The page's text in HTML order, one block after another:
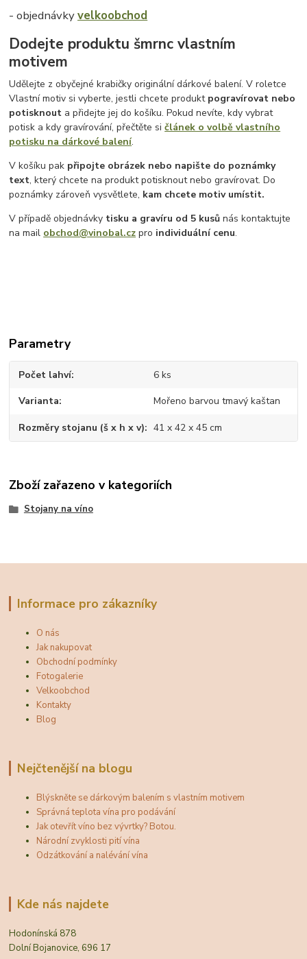
- objednávkyvelkoobchod
Dodejte produktu šmrnc vlastním
motivem
Udělejte z obyčejné krabičky originální dárkové balení. V roletce
Vlastní motiv si vyberte, jestli chcete produkt pogravírovat nebo
potisknout a přidejte jej do košíku. Pokud nevíte, kdy vybrat
potisk a kdy gravírování, přečtěte sičlánek o volbě vlastního
potisku na dárkové balení.
V košíku pak připojte obrázek nebo napište do poznámky
text, který chcete na produkt potisknout nebo gravírovat. Do
poznámky zároveň vysvětlete, kam chcete motiv umístit.
V případě objednávky tisku a gravíru od 5 kusů nás kontaktujte
na mail obchod@vinobal.cz pro individuální cenu.
Parametry
Počet lahví 6 ks
Varianta Mořeno barvou tmavý kaštan
Rozměry stojanu (š x h x v) 41 x 42 x 45 cm
Zboží zařazeno v kategoriích
Stojany na víno
Informace pro zákazníky
O nás
Jak nakupovat
Obchodní podmínky
Fotogalerie
Velkoobchod
Kontakty
Blog
Nejčtenější na blogu
Blýskněte se dárkovým balením s vlastním motivem
Správná teplota vína pro podávání
Jak otevřít víno bez vývrtky? Botou.
Národní zvyklosti pití vína
Odzátkování a nalévání vína
Kde nás najdete
Hodonínská 878
Dolní Bojanovice, 696 17